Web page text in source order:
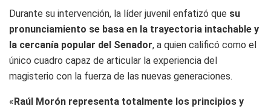
Durante su intervención, la líder juvenil enfatizó que su
pronunciamiento se basa en la trayectoria intachable y
la cercanía popular del Senador, a quien calificó como el
único cuadro capaz de articular la experiencia del
magisterio con la fuerza de las nuevas generaciones.
«Raúl Morón representa totalmente los principios y